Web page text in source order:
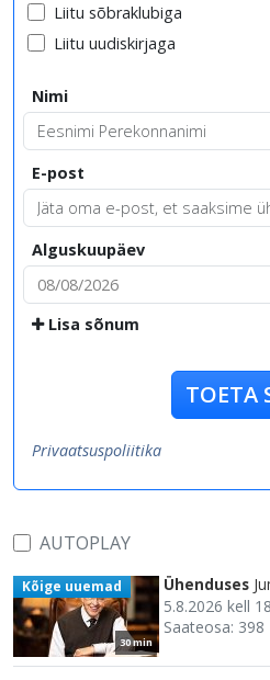
Liitu sõbraklubiga
Liitu uudiskirjaga
Nimi
E-post
Alguskuupäev
Lisa sõnum
TOETA
Privaatsuspoliitika
AUTOPLAY
30 min
Kõige uuemad Ühenduses
5.8.2026 kell
Saateosa: 398